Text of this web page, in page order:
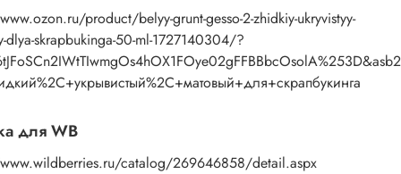
product/belyy-grunt-gesso-2-zhidkiy-ukryvistyy-
dlya-skrapbukinga-50-ml-1727140304/?
для WB
catalog/269646858/detail.aspx